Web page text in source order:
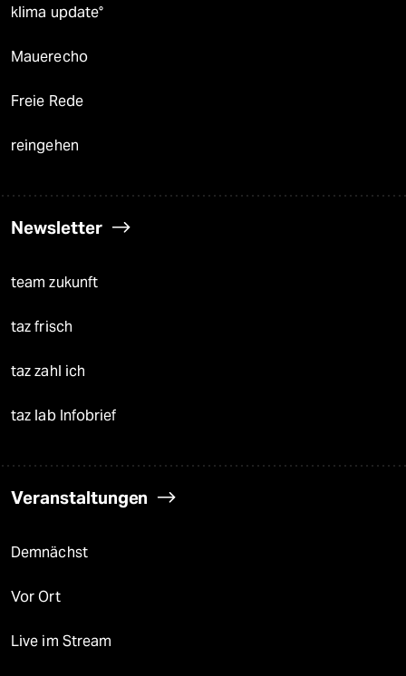
klima update°
Mauerecho
Freie Rede
reingehen
Newsletter
team zukunft
taz frisch
taz zahl ich
taz lab Infobrief
Veranstaltungen
Demnächst
Vor Ort
Live im Stream